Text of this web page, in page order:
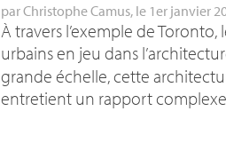
parChristophe Camus, le 1er janvier
À travers l’exemple de
urbains en jeu dans
grande échelle, cette
entretient un rapport